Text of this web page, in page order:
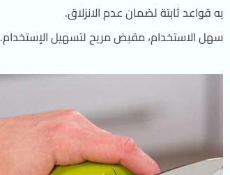
به قواعد ثابتة لضمان عدم الانزلاق.
سهل الاستخدام، مقبض مريح لتسهيل الإستخدام.